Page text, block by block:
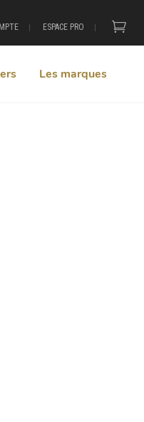
ESPACE PRO
Les marques